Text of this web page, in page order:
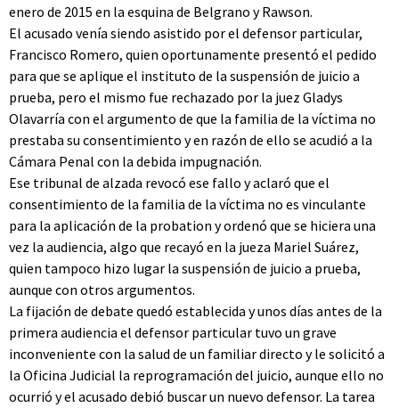
enero de 2015 en la esquina de Belgrano y Rawson.
El acusado venía siendo asistido por el defensor particular,
Francisco Romero, quien oportunamente presentó el pedido
para que se aplique el instituto de la suspensión de juicio a
prueba, pero el mismo fue rechazado por la juez Gladys
Olavarría con el argumento de que la familia de la víctima no
prestaba su consentimiento y en razón de ello se acudió a la
Cámara Penal con la debida impugnación.
Ese tribunal de alzada revocó ese fallo y aclaró que el
consentimiento de la familia de la víctima no es vinculante
para la aplicación de la probation y ordenó que se hiciera una
vez la audiencia, algo que recayó en la jueza Mariel Suárez,
quien tampoco hizo lugar la suspensión de juicio a prueba,
aunque con otros argumentos.
La fijación de debate quedó establecida y unos días antes de la
primera audiencia el defensor particular tuvo un grave
inconveniente con la salud de un familiar directo y le solicitó a
la Oficina Judicial la reprogramación del juicio, aunque ello no
ocurrió y el acusado debió buscar un nuevo defensor. La tarea